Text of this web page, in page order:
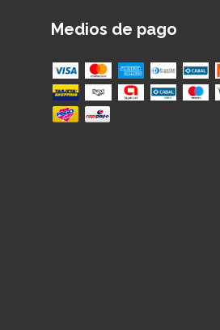
Medios de pago